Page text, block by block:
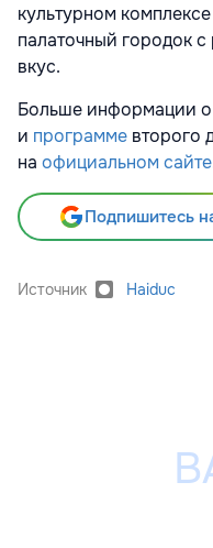
культурном
палаточный городок
вкус.
Больше информации
и программе второго
на официальном сайте
Подпишитесь
Источник Haiduc